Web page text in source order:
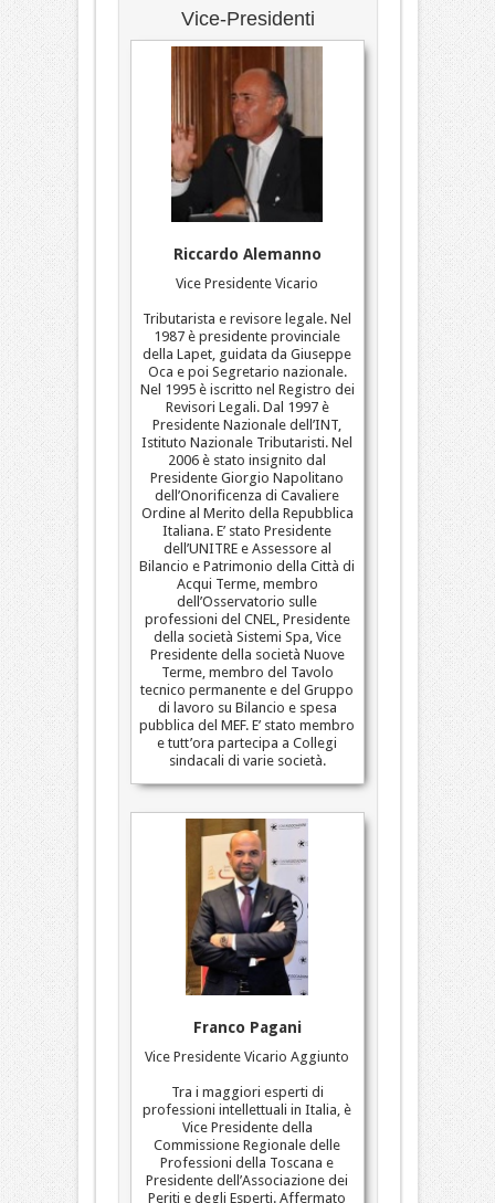
Vice-Presidenti
Riccardo Alemanno
Vice Presidente Vicario
Tributarista e revisore legale. Nel
1987 è presidente provinciale
della Lapet, guidata da Giuseppe
Oca e poi Segretario nazionale.
Nel 1995 è iscritto nel Registro dei
Revisori Legali. Dal 1997 è
Presidente Nazionale dell’INT,
Istituto Nazionale Tributaristi. Nel
2006 è stato insignito dal
Presidente Giorgio Napolitano
dell’Onorificenza di Cavaliere
Ordine al Merito della Repubblica
Italiana. E’ stato Presidente
dell’UNITRE e Assessore al
Bilancio e Patrimonio della Città di
Acqui Terme, membro
dell’Osservatorio sulle
professioni del CNEL, Presidente
della società Sistemi Spa, Vice
Presidente della società Nuove
Terme, membro del Tavolo
tecnico permanente e del Gruppo
di lavoro su Bilancio e spesa
pubblica del MEF. E’ stato membro
e tutt’ora partecipa a Collegi
sindacali di varie società.
Franco Pagani
Vice Presidente Vicario Aggiunto
Tra i maggiori esperti di
professioni intellettuali in Italia, è
Vice Presidente della
Commissione Regionale delle
Professioni della Toscana e
Presidente dell’Associazione dei
Periti e degli Esperti. Affermato